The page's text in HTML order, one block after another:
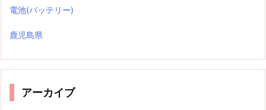
電池(バッテリー)
鹿児島県
アーカイブ